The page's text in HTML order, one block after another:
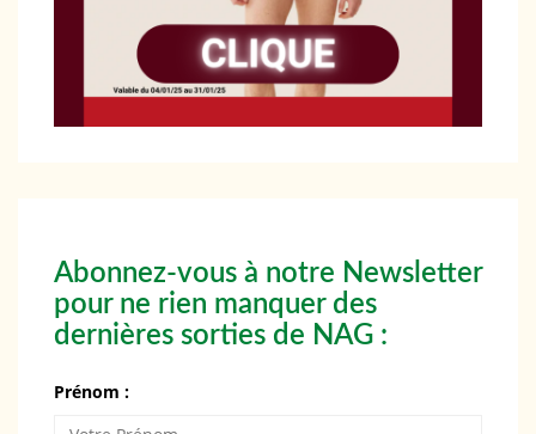
Abonnez-vous à notre Newsletter
pour ne rien manquer des
dernières sorties de NAG :
Prénom :